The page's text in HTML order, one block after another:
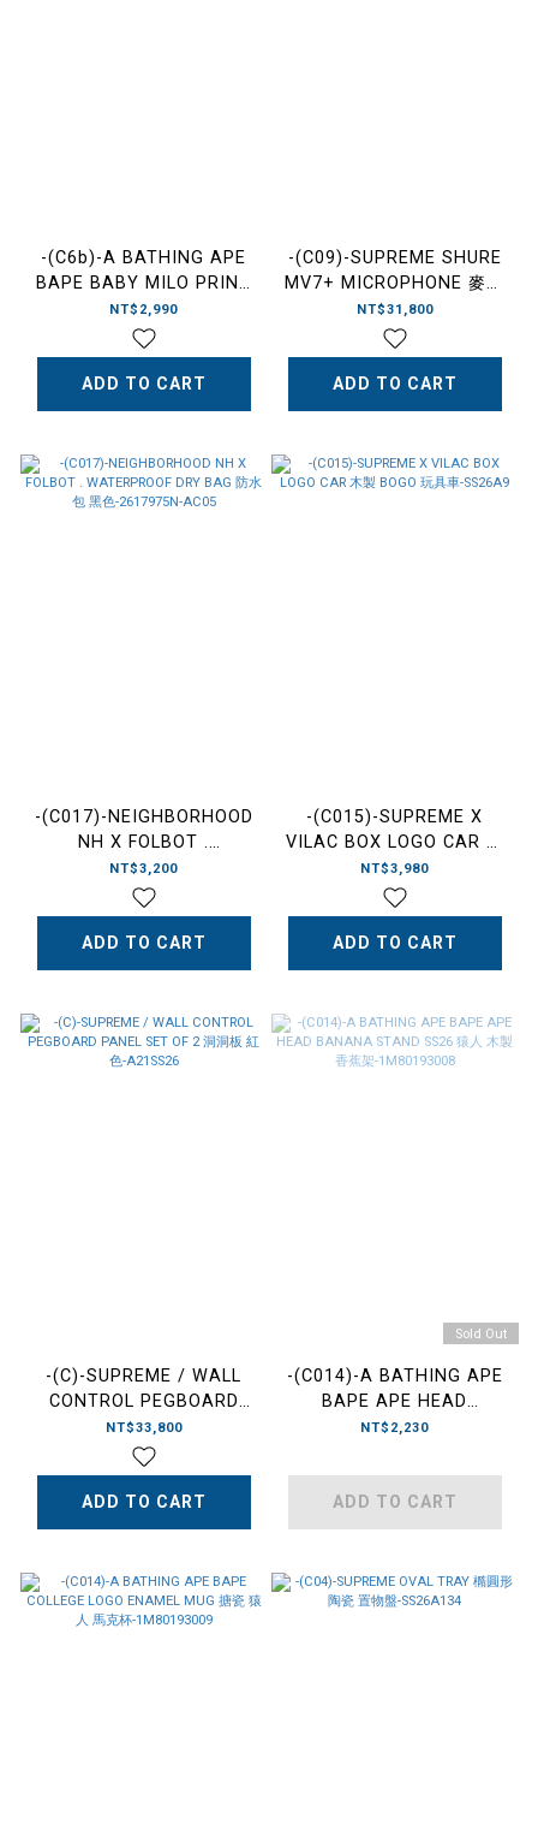
-(C6b)-A BATHING APE
BAPE BABY MILO PRINT
TOTE BAG WITH
TAKOYAKI PLUSH
KEYCHAIN 章魚燒 掛件 可
收納式滿版美食購物袋 托特
包-W4541XXR
NT$2,990
ADD TO CART
-(C09)-SUPREME SHURE
MV7+ MICROPHONE 麥克
風
NT$31,800
ADD TO CART
-(C017)-NEIGHBORHOOD
NH X FOLBOT .
WATERPROOF DRY BAG
防水包 黑色-2617975N-
AC05
NT$3,200
ADD TO CART
-(C015)-SUPREME X
VILAC BOX LOGO CAR 木
製 BOGO 玩具車-SS26A9
NT$3,980
ADD TO CART
-(C)-SUPREME / WALL
CONTROL PEGBOARD
PANEL SET OF 2 洞洞板 紅
色-A21SS26
NT$33,800
ADD TO CART
Sold Out
-(C014)-A BATHING APE
BAPE APE HEAD
BANANA STAND SS26 猿
架-1M80193008
NT$2,230
ADD TO CART